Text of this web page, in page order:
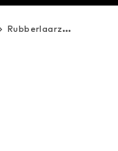
Rubberlaarzen